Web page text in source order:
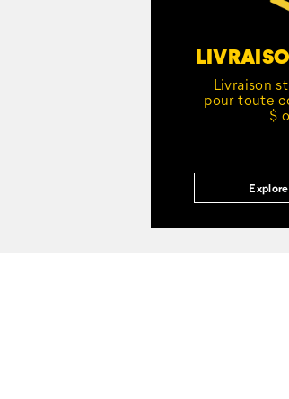
Livraison
pour toute
$